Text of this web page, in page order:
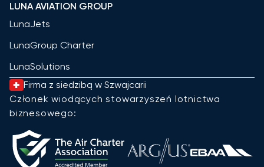
LUNA AVIATION GROUP
LunaJets
LunaGroup Charter
LunaSolutions
Firma z siedzibą w Szwajcarii
Członek wiodących stowarzyszeń lotnictwa
biznesowego: